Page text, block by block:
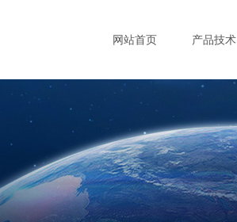
网站首页 产品技术